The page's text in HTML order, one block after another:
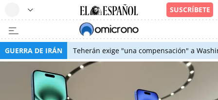
GUERRA DE IRÁN Teherán exige "una compensación" a